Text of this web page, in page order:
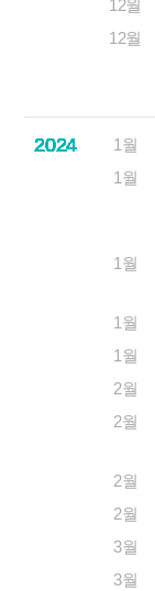
12월
12월
2024 1월
2024
1월
2024
1월
2024
1월
2024
1월
2024
2월
2024
2월
2024
2월
2024
2월
2024
3월
2024
3월
2024
2024
2024
2024
2024
2024
2024
2024
2024
2024
2024
2024
2024
2024